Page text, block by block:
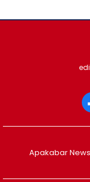
Apakabar News